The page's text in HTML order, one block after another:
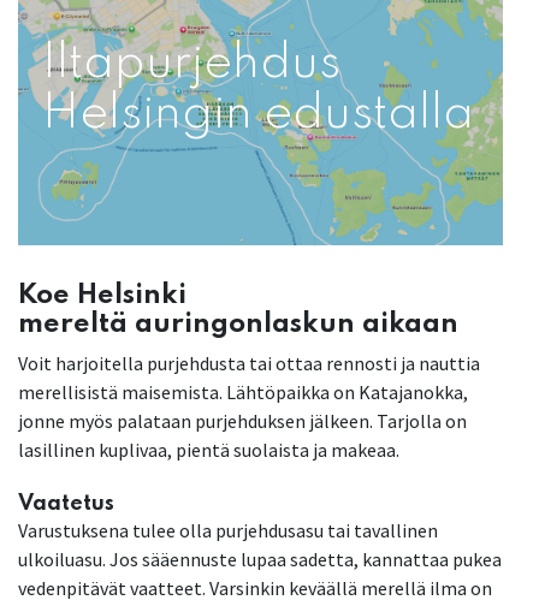
Iltapurjehdus
Helsingin edustalla
Koe Helsinki
mereltä auringonlaskun aikaan
Voit harjoitella purjehdusta tai ottaa rennosti ja nauttia
merellisistä maisemista. Lähtöpaikka on Katajanokka,
jonne myös palataan purjehduksen jälkeen. Tarjolla on
lasillinen kuplivaa, pientä suolaista ja makeaa.
Vaatetus
Varustuksena tulee olla purjehdusasu tai tavallinen
ulkoiluasu. Jos sääennuste lupaa sadetta, kannattaa pukea
vedenpitävät vaatteet. Varsinkin keväällä merellä ilma on